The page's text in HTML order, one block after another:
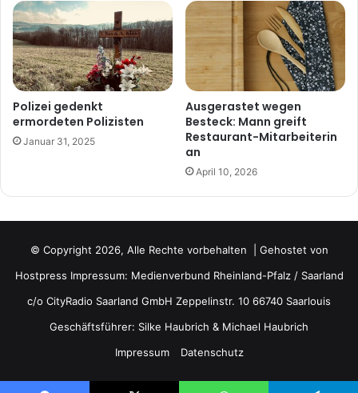
Polizei gedenkt
ermordeten Polizisten
Januar 31, 2025
Ausgerastet wegen
Besteck: Mann greift
Restaurant-Mitarbeiterin
an
April 10, 2026
© Copyright 2026, Alle Rechte vorbehalten | Gehostet von
Hostpress Impressum: Medienverbund Rheinland-Pfalz / Saarland
c/o CityRadio Saarland GmbH Zeppelinstr. 10 66740 Saarlouis
Geschäftsführer: Silke Haubrich & Michael Haubrich
Impressum
Datenschutz